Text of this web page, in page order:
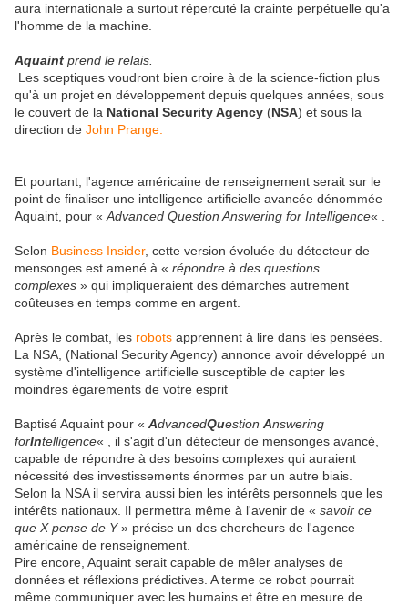
aura internationale a surtout répercuté la crainte perpétuelle qu'a
l'homme de la machine.
Aquaint prend le relais.
Les sceptiques voudront bien croire à de la science-fiction plus
qu'à un projet en développement depuis quelques années, sous
le couvert de la National Security Agency (NSA) et sous la
direction de John Prange.
Et pourtant, l'agence américaine de renseignement serait sur le
point de finaliser une intelligence artificielle avancée dénommée
Aquaint, pour « Advanced Question Answering for Intelligence« .
Selon Business Insider, cette version évoluée du détecteur de
mensonges est amené à « répondre à des questions
complexes » qui impliqueraient des démarches autrement
coûteuses en temps comme en argent.
Après le combat, les robots apprennent à lire dans les pensées.
La NSA, (National Security Agency) annonce avoir développé un
système d'intelligence artificielle susceptible de capter les
moindres égarements de votre esprit
Baptisé Aquaint pour « AdvancedQuestion Answering
forIntelligence« , il s'agit d'un détecteur de mensonges avancé,
capable de répondre à des besoins complexes qui auraient
nécessité des investissements énormes par un autre biais.
Selon la NSA il servira aussi bien les intérêts personnels que les
intérêts nationaux. Il permettra même à l'avenir de « savoir ce
que X pense de Y» précise un des chercheurs de l'agence
américaine de renseignement.
Pire encore, Aquaint serait capable de mêler analyses de
données et réflexions prédictives. A terme ce robot pourrait
même communiquer avec les humains et être en mesure de